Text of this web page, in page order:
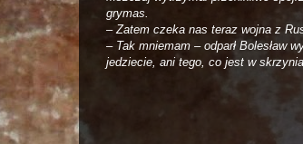
grymas.
– Zatem czeka nas teraz wojna z
– Tak mniemam – odparł Bolesław
jedziecie, ani tego, co jest w